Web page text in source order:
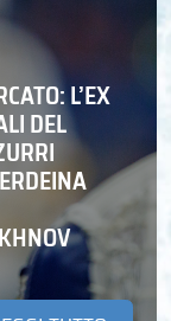
L’EX
DEL